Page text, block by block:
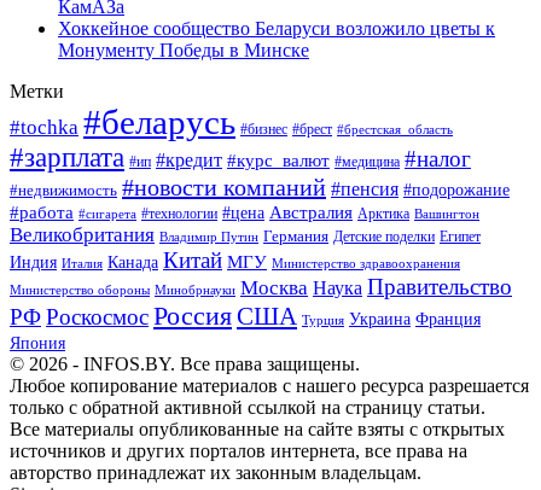
КамАЗа
Хоккейное сообщество Беларуси возложило цветы к
Монументу Победы в Минске
Метки
#tochka #беларусь #бизнес #брест #брестская_область
#зарплата #ип #кредит #курс_валют #медицина #налог
#недвижимость #новости компаний #пенсия #подорожание
#работа #сигарета #технологии #цена Австралия Арктика Вашингтон
Великобритания Владимир Путин Германия Детские поделки Египет
Индия Италия Канада Китай МГУ Министерство здравоохранения
Министерство обороны Минобрнауки Москва Наука Правительство
РФРоскосмосРоссияСША Турция Украина Франция
Япония
© 2026 - INFOS.BY. Все права защищены.
Любое копирование материалов с нашего ресурса разрешается
только с обратной активной ссылкой на страницу статьи.
Все материалы опубликованные на сайте взяты с открытых
источников и других порталов интернета, все права на
авторство принадлежат их законным владельцам.